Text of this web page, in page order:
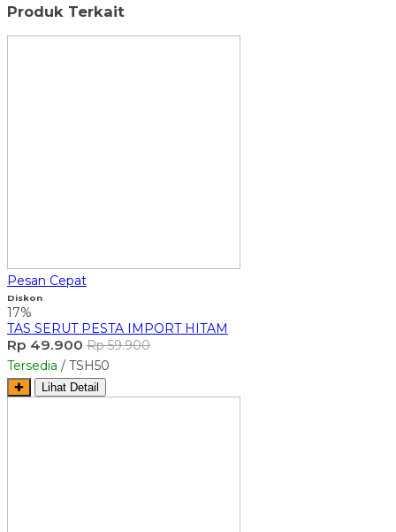
Produk Terkait
Pesan Cepat
Diskon
17%
TAS SERUT PESTA IMPORT HITAM
Rp 49.900 Rp 59.900
Tersedia / TSH50
✚ Lihat Detail